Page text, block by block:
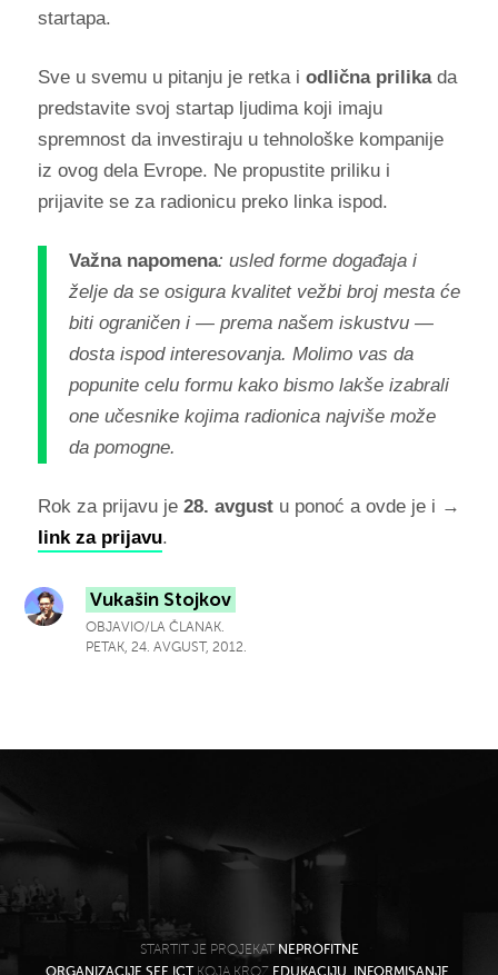
startapa.
Sve u svemu u pitanju je retka i odlična prilikada
predstavite svoj startap ljudima koji imaju
spremnost da investiraju u tehnološke kompanije
iz ovog dela Evrope. Ne propustite priliku i
prijavite se za radionicu preko linka ispod.
Važna napomena: usled forme događaja i
želje da se osigura kvalitet vežbi broj mesta će
biti ograničen i — prema našem iskustvu —
dosta ispod interesovanja. Molimo vas da
popunite celu formu kako bismo lakše izabrali
one učesnike kojima radionica najviše može
da pomogne.
Rok za prijavu je 28. avgustu ponoć a ovde je i →
link za prijavu.
Vukašin Stojkov
OBJAVIO/LA ČLANAK.
PETAK, 24. AVGUST, 2012.
STARTIT JE PROJEKAT NEPROFITNE